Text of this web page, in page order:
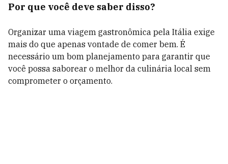
Por que você deve saber disso?
Organizar uma viagem gastronômica pela Itália exige
mais do que apenas vontade de comer bem. É
necessário um bom planejamento para garantir que
você possa saborear o melhor da culinária local sem
comprometer o orçamento.